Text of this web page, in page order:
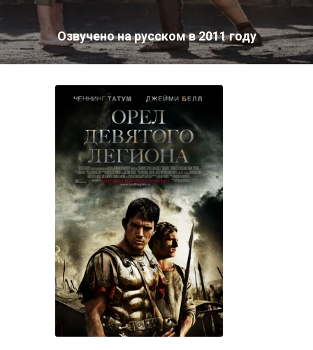
Озвучено на русском в 2011 году